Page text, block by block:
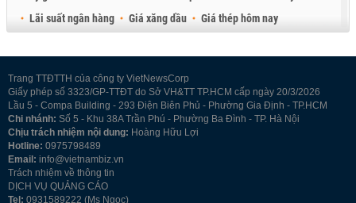
Lãi suất ngân hàng
Giá xăng dầu
Giá thép hôm nay
Trang TTĐTTH của công ty VietNewsCorp
Giấy phép số 3323/GP-TTĐT do Sở VH&TT TP.HCM cấp ngày 20/3/2026
Lầu 5 - Compa Building - 293 Điện Biên Phủ - Phường Gia Định - TP.HCM
Chi nhánh: Số 5 - Khu 38A Trần Phú - Phường Ba Đình - TP. Hà Nội
Chịu trách nhiệm nội dung: Hoàng Hữu Lợi
Hotline: 0975798489
Email: info@vietnambiz.vn
Trách nhiệm về thông tin
DỊCH VỤ QUẢNG CÁO
Tel: 0931589222 (Ms Ngọc)